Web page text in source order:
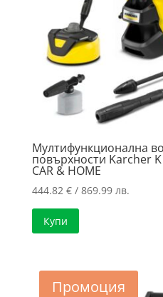
Мултифункционална
повърхности Karcher K
CAR & HOME
444.82 €/ 869.99 лв.
Купи
Промоция